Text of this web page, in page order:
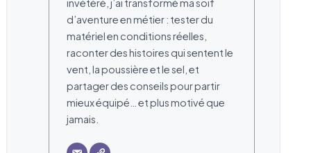
invétéré, j’ai transformé ma soif
d’aventure en métier : tester du
matériel en conditions réelles,
raconter des histoires qui sentent le
vent, la poussière et le sel, et
partager des conseils pour partir
mieux équipé… et plus motivé que
jamais.